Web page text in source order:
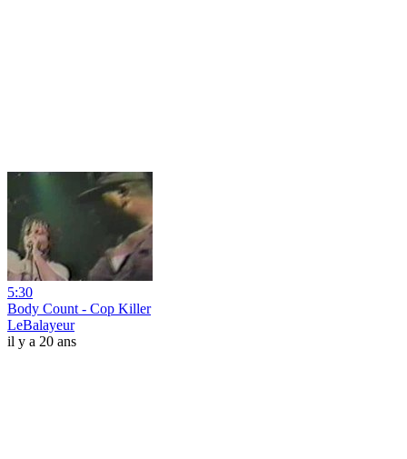
5:30
Body Count - Cop Killer
LeBalayeur
il y a 20 ans